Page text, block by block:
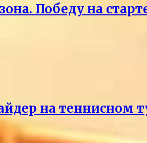
Победу на
на теннисном